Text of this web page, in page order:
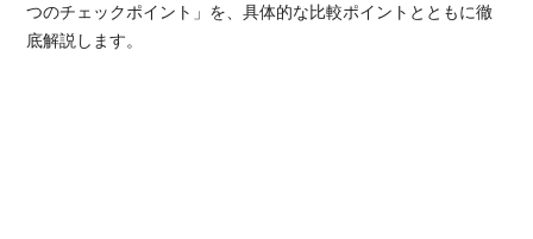
つのチェックポイント」を、具体的な比較ポイントとともに徹
底解説します。